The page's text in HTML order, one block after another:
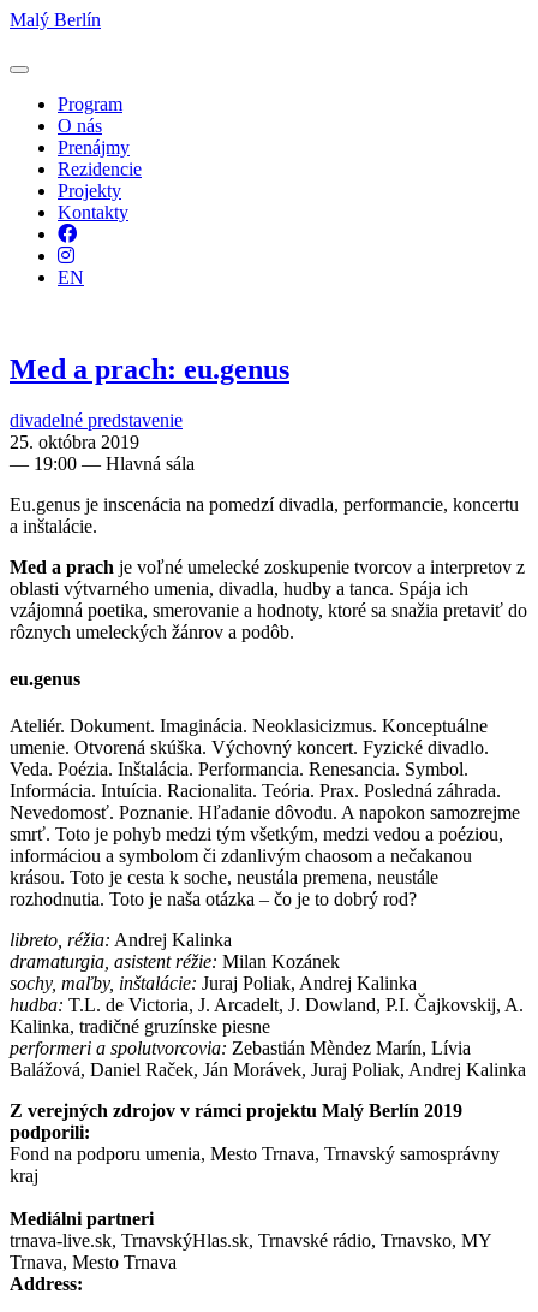
Malý Berlín
Program
O nás
Prenájmy
Rezidencie
Projekty
Kontakty
Facebook
Instagram
EN
Med a prach: eu.genus
divadelné predstavenie
25. októbra 2019
— 19:00 — Hlavná sála
Eu.genus je inscenácia na pomedzí divadla, performancie, koncertu
a inštalácie.
Med a prach je voľné umelecké zoskupenie tvorcov a interpretov z
oblasti výtvarného umenia, divadla, hudby a tanca. Spája ich
vzájomná poetika, smerovanie a hodnoty, ktoré sa snažia pretaviť do
rôznych umeleckých žánrov a podôb.
eu.genus
Ateliér. Dokument. Imaginácia. Neoklasicizmus. Konceptuálne
umenie. Otvorená skúška. Výchovný koncert. Fyzické divadlo.
Veda. Poézia. Inštalácia. Performancia. Renesancia. Symbol.
Informácia. Intuícia. Racionalita. Teória. Prax. Posledná záhrada.
Nevedomosť. Poznanie. Hľadanie dôvodu. A napokon samozrejme
smrť. Toto je pohyb medzi tým všetkým, medzi vedou a poéziou,
informáciou a symbolom či zdanlivým chaosom a nečakanou
krásou. Toto je cesta k soche, neustála premena, neustále
rozhodnutia. Toto je naša otázka – čo je to dobrý rod?
libreto, réžia: Andrej Kalinka
dramaturgia, asistent réžie: Milan Kozánek
sochy, maľby, inštalácie: Juraj Poliak, Andrej Kalinka
hudba: T.L. de Victoria, J. Arcadelt, J. Dowland, P.I. Čajkovskij, A.
Kalinka, tradičné gruzínske piesne
performeri a spolutvorcovia: Zebastián Mèndez Marín, Lívia
Balážová, Daniel Raček, Ján Morávek, Juraj Poliak, Andrej Kalinka
Z verejných zdrojov v rámci projektu Malý Berlín 2019
podporili:
Fond na podporu umenia, Mesto Trnava, Trnavský samosprávny
kraj
Mediálni partneri
trnava-live.sk, TrnavskýHlas.sk, Trnavské rádio, Trnavsko, MY
Trnava, Mesto Trnava
Address: